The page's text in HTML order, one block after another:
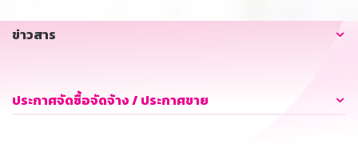
ข่าวสาร
ประกาศจัดซื้อจัดจ้าง / ประกาศขาย